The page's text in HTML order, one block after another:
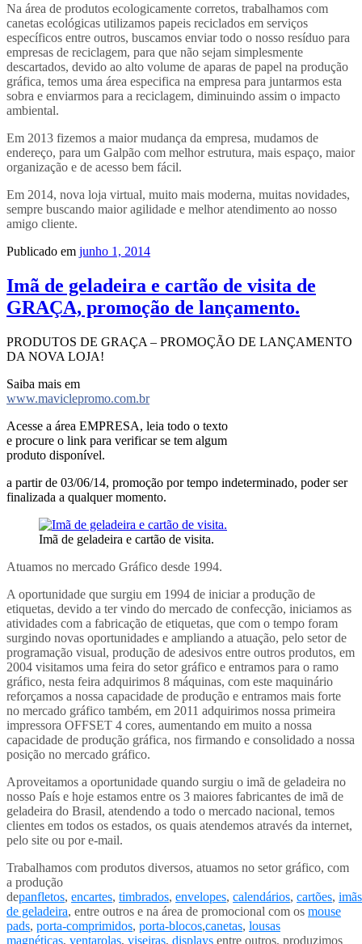
Na área de produtos ecologicamente corretos, trabalhamos com
canetas ecológicas utilizamos papeis reciclados em serviços
específicos entre outros, buscamos enviar todo o nosso resíduo para
empresas de reciclagem, para que não sejam simplesmente
descartados, devido ao alto volume de aparas de papel na produção
gráfica, temos uma área especifica na empresa para juntarmos esta
sobra e enviarmos para a reciclagem, diminuindo assim o impacto
ambiental.
Em 2013 fizemos a maior mudança da empresa, mudamos de
endereço, para um Galpão com melhor estrutura, mais espaço, maior
organização e de acesso bem fácil.
Em 2014, nova loja virtual, muito mais moderna, muitas novidades,
sempre buscando maior agilidade e melhor atendimento ao nosso
amigo cliente.
Publicado em junho 1, 2014
Imã de geladeira e cartão de visita de
GRAÇA, promoção de lançamento.
PRODUTOS DE GRAÇA – PROMOÇÃO DE LANÇAMENTO
DA NOVA LOJA!
Saiba mais em
www.maviclepromo.com.br
Acesse a área EMPRESA, leia todo o texto
e procure o link para verificar se tem algum
produto disponível.
a partir de 03/06/14, promoção por tempo indeterminado, poder ser
finalizada a qualquer momento.
Imã de geladeira e cartão de visita.
Atuamos no mercado Gráfico desde 1994.
A oportunidade que surgiu em 1994 de iniciar a produção de
etiquetas, devido a ter vindo do mercado de confecção, iniciamos as
atividades com a fabricação de etiquetas, que com o tempo foram
surgindo novas oportunidades e ampliando a atuação, pelo setor de
programação visual, produção de adesivos entre outros produtos, em
2004 visitamos uma feira do setor gráfico e entramos para o ramo
gráfico, nesta feira adquirimos 8 máquinas, com este maquinário
reforçamos a nossa capacidade de produção e entramos mais forte
no mercado gráfico também, em 2011 adquirimos nossa primeira
impressora OFFSET 4 cores, aumentando em muito a nossa
capacidade de produção gráfica, nos firmando e consolidado a nossa
posição no mercado gráfico.
Aproveitamos a oportunidade quando surgiu o imã de geladeira no
nosso País e hoje estamos entre os 3 maiores fabricantes de imã de
geladeira do Brasil, atendendo a todo o mercado nacional, temos
clientes em todos os estados, os quais atendemos através da internet,
pelo site ou por e-mail.
Trabalhamos com produtos diversos, atuamos no setor gráfico, com
a produção
depanfletos, encartes, timbrados, envelopes, calendários, cartões, imãs
de geladeira, entre outros e na área de promocional com os mouse
pads, porta-comprimidos, porta-blocos,canetas, lousas
magnéticas, ventarolas, viseiras, displays entre outros, produzimos